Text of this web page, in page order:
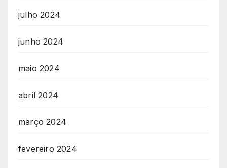
julho 2024
junho 2024
maio 2024
abril 2024
março 2024
fevereiro 2024